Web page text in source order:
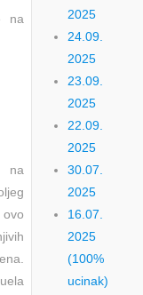
na
na
2025
24.09.
2025
23.09.
2025
22.09.
2025
30.07.
2025
16.07.
2025
(100%
ucinak)